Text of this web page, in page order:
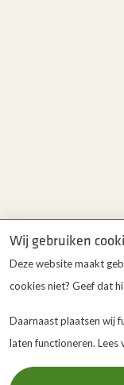
Wij gebruiken
Deze website maakt
cookies niet? Geef dat
Daarnaast plaatsen wij
laten functioneren.